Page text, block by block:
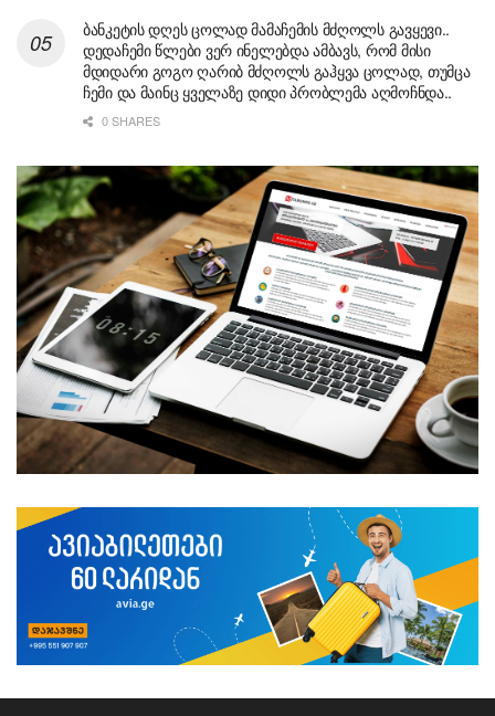
ბანკეტის დღეს ცოლად მამაჩემის მძღოლს გავყევი..
დედაჩემი წლები ვერ ინელებდა ამბავს, რომ მისი
მდიდარი გოგო ღარიბ მძღოლს გაჰყვა ცოლად, თუმცა
ჩემი და მაინც ყველაზე დიდი პრობლემა აღმოჩნდა..
0 SHARES